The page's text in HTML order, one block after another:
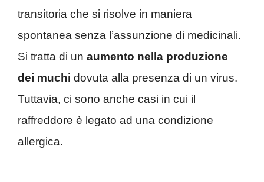
transitoria che si risolve in maniera
spontanea senza l’assunzione di medicinali.
Si tratta di un aumento nella produzione
dei muchi dovuta alla presenza di un virus.
Tuttavia, ci sono anche casi in cui il
raffreddore è legato ad una condizione
allergica.